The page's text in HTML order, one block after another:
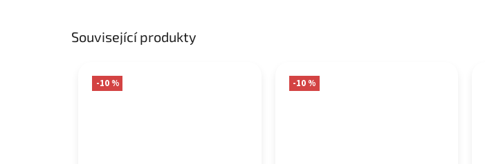
Související produkty
-10 % -10 %